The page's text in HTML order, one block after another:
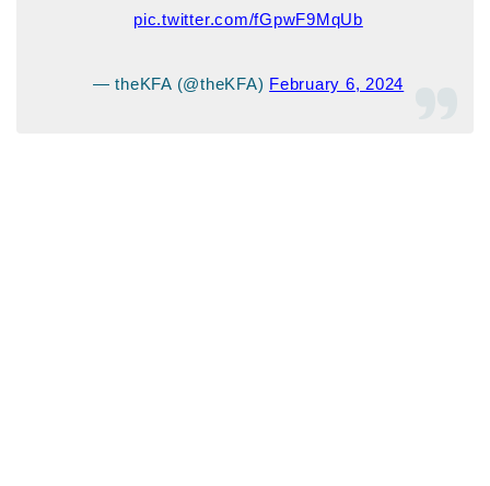
pic.twitter.com/fGpwF9MqUb
— theKFA (@theKFA) February 6, 2024